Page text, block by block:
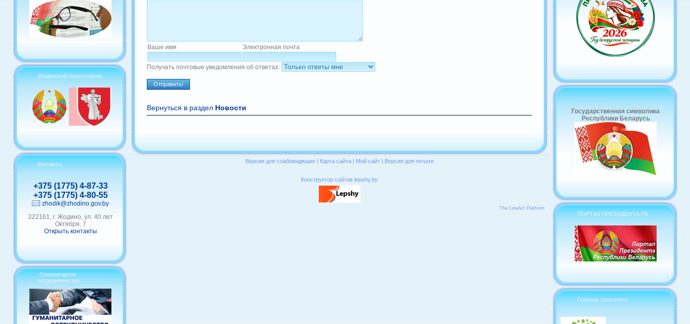
Жодинский горисполком
Контакты
+375 (1775) 4-87-33
+375 (1775) 4-80-55
zhodik@zhodino.gov.by
222161, г. Жодино, ул. 40 лет
Октября, 7
Открыть контакты
-Гуманитарное
сотрудничество
Ваше имя Электронная почта
Получать почтовые уведомления об ответах:
Вернуться в раздел Новости
Версия для слабовидящих | Карта сайта | Мой сайт | Версия для печати
Конструктор сайтов lepshy.by
The LineAct Platform
Государственная символика
Республики Беларусь
ПОРТАЛ ПРЕЗИДЕНТА РБ
Помощь психолога